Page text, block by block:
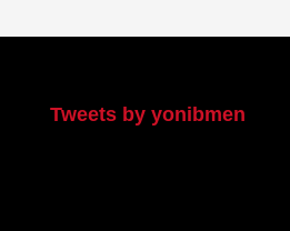
Tweets by yonibmen